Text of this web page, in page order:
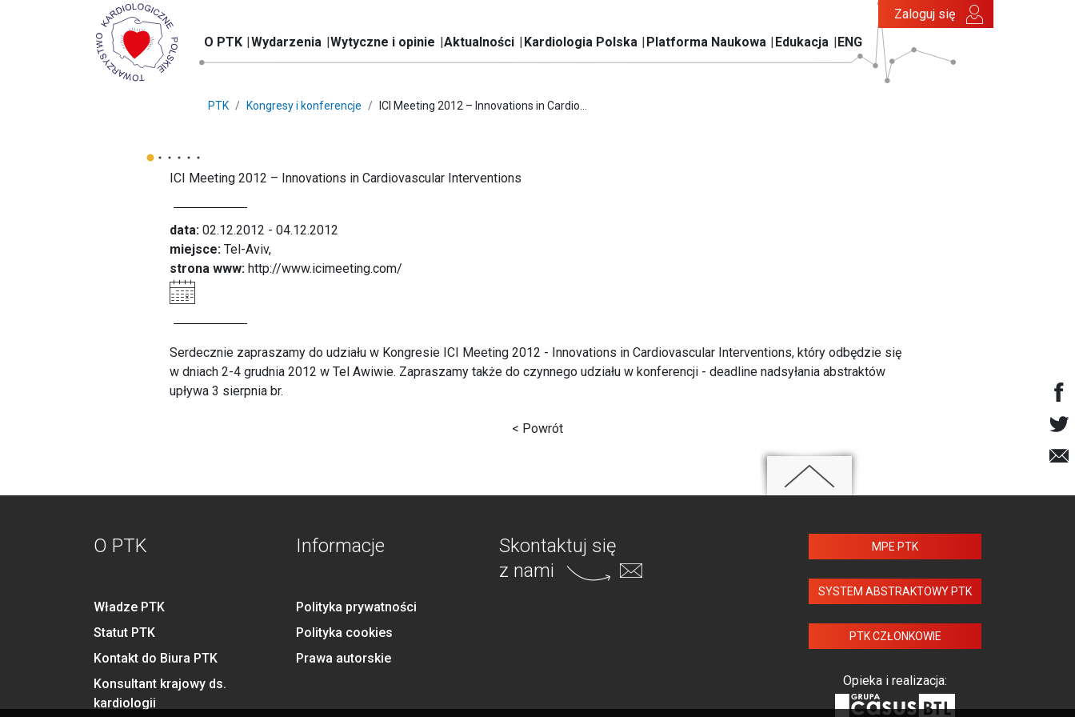
O PTK Wydarzenia Wytyczne i opinie Aktualności Kardiologia Polska Platforma Naukowa Edukacja ENG
Zaloguj się
PTK Kongresy i konferencje ICI Meeting 2012 – Innovations in Cardio...
ICI Meeting 2012 – Innovations in Cardiovascular Interventions
data: 02.12.2012 - 04.12.2012
miejsce: Tel-Aviv,
strona www: http://www.icimeeting.com/
Serdecznie zapraszamy do udziału w Kongresie ICI Meeting 2012 - Innovations in Cardiovascular Interventions, który odbędzie się
w dniach 2-4 grudnia 2012 w Tel Awiwie. Zapraszamy także do czynnego udziału w konferencji - deadline nadsyłania abstraktów
upływa 3 sierpnia br.
< Powrót
O PTK
Władze PTK
Statut PTK
Kontakt do Biura PTK
Konsultant krajowy ds.
kardiologii
Informacje
Polityka prywatności
Polityka cookies
Prawa autorskie
Skontaktuj się
z nami
MPE PTK
SYSTEM ABSTRAKTOWY PTK
PTK CZŁONKOWIE
Opieka i realizacja: